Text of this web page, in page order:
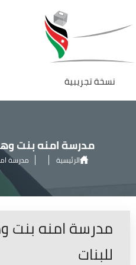
تجاوز إلى المحتوى الرئيسي
نسخة تجريبية
مدرسة امنه بنت
الرئيسية مدرسة
مدرسة امنه بنت
للبنات